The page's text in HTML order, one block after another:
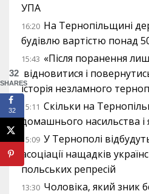
УПА
16:20 На Тернопільщині
будівлю вартістю понад
15:43 «Після поранення
відновитися і
історія незламного
15:11 Скільки на
домашнього насильства і
15:09 У Тернополі
асоціації нащадків
польських репресій
13:30 Чоловіка, який зник
32
SHARES
32